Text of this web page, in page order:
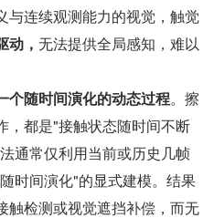
与连续观测能力的视觉，触觉
动， 无法提供全局感知，难以
个随时间演化的动态过程。擦
，都是"接触状态随时间不断
通常仅利用当前或历史几帧
时间演化"的显式建模。结果
触检测或视觉遮挡补偿，而无